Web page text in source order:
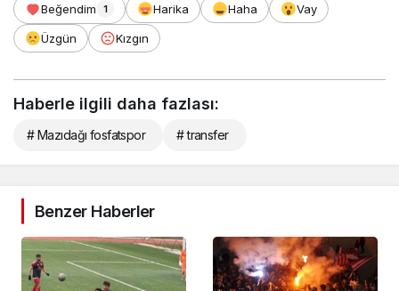
Beğendim 1 Harika Haha Vay
Üzgün Kızgın
Haberle ilgili daha fazlası:
# Mazıdağı fosfatspor # transfer
Benzer Haberler